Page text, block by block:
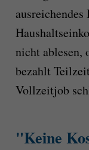
nicht
bezahlt
Vollzeitjob
"Keine